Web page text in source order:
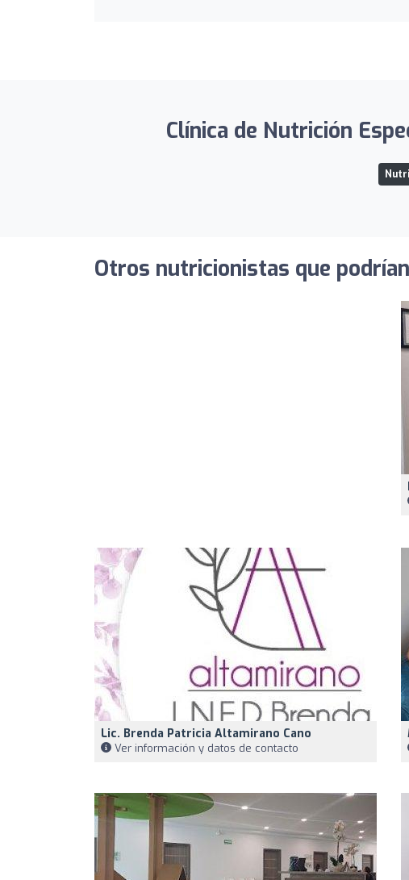
Clínica de Nutrición
Otros nutricionistas que
Lic. Brenda Patricia Altamirano Cano
Ver información y datos de contacto